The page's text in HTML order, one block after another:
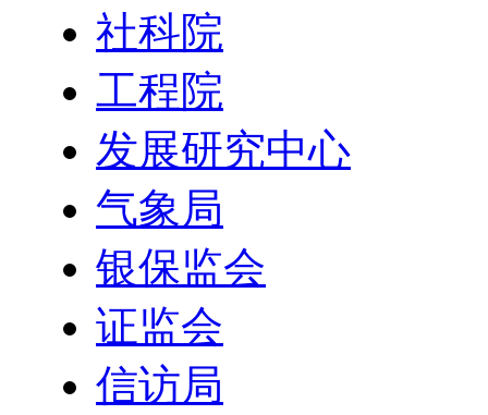
社科院
工程院
发展研究中心
气象局
银保监会
证监会
信访局